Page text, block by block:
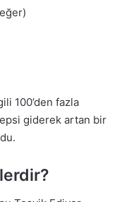
100’den fazla
giderek artan bir